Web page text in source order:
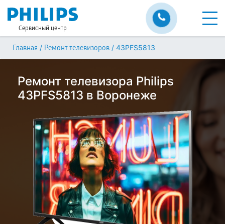
Сервисный центр
Главная / Ремонт телевизоров / 43PFS5813
Ремонт телевизора Philips
43PFS5813 в Воронеже